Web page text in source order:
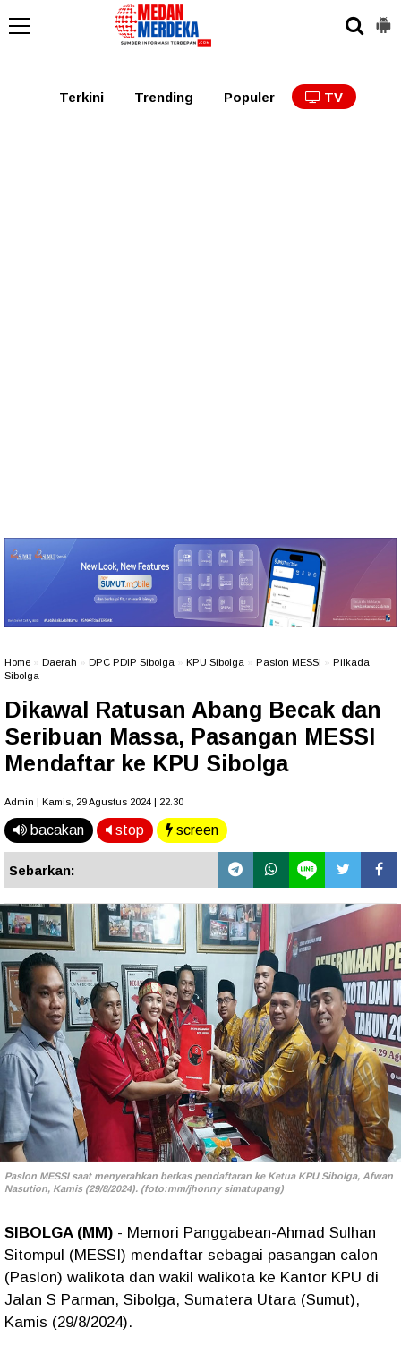
Tabagsel Tapanuli
Terkini Trending Populer TV
Home Daerah DPC PDIP Sibolga KPU Sibolga Paslon MESSI
Pilkada
Sibolga
Dikawal Ratusan Abang Becak dan
Seribuan Massa, Pasangan MESSI
Mendaftar ke KPU Sibolga
Admin | Kamis, 29 Agustus 2024 | 22.30
bacakan stop screen
Sebarkan:
Paslon MESSI saat menyerahkan berkas pendaftaran ke Ketua KPU Sibolga, Afwan
Nasution, Kamis (29/8/2024). (foto:mm/jhonny simatupang)
SIBOLGA (MM) - Memori Panggabean-Ahmad Sulhan
Sitompul (MESSI) mendaftar sebagai pasangan calon
(Paslon) walikota dan wakil walikota ke Kantor KPU di
Jalan S Parman, Sibolga, Sumatera Utara (Sumut),
Kamis (29/8/2024).